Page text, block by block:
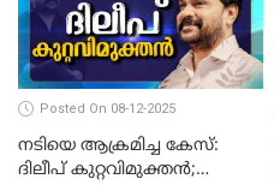
Posted On 08-12-2025
നടിയെ ആക്രമിച്ച കേസ്:
ദിലീപ് കുറ്റവിമുക്തന്‍;